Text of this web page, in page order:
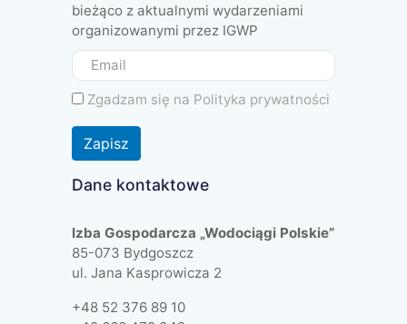
bieżąco z aktualnymi wydarzeniami
organizowanymi przez IGWP
Zgadzam się na Polityka prywatności
Zapisz
Dane kontaktowe
Izba Gospodarcza „Wodociągi Polskie”
85-073 Bydgoszcz
ul. Jana Kasprowicza 2
+48 52 376 89 10